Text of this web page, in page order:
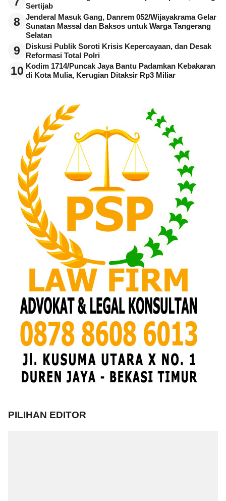
Sertijab
8
Jenderal Masuk Gang, Danrem 052/Wijayakrama Gelar
Sunatan Massal dan Baksos untuk Warga Tangerang
Selatan
9
Diskusi Publik Soroti Krisis Kepercayaan, dan Desak
Reformasi Total Polri
10 Kodim 1714/Puncak Jaya Bantu Padamkan Kebakaran
di Kota Mulia, Kerugian Ditaksir Rp3 Miliar
PILIHAN EDITOR